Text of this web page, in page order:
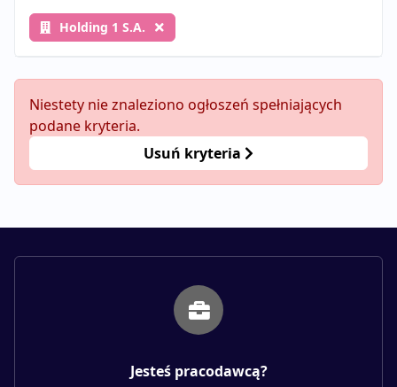
Holding 1 S.A.
Niestety nie znaleziono ogłoszeń spełniających
podane kryteria.
Usuń kryteria
Jesteś pracodawcą?